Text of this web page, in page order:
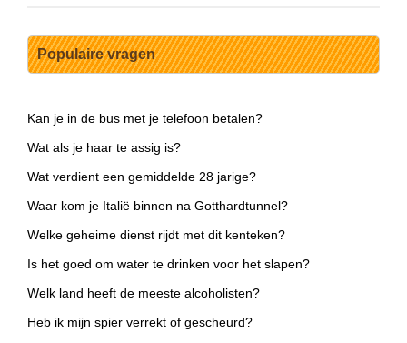
Populaire vragen
Kan je in de bus met je telefoon betalen?
Wat als je haar te assig is?
Wat verdient een gemiddelde 28 jarige?
Waar kom je Italië binnen na Gotthardtunnel?
Welke geheime dienst rijdt met dit kenteken?
Is het goed om water te drinken voor het slapen?
Welk land heeft de meeste alcoholisten?
Heb ik mijn spier verrekt of gescheurd?